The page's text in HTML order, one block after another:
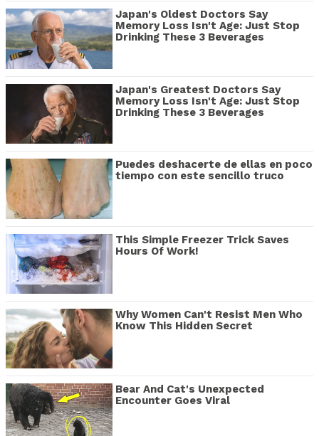
Japan's Oldest Doctors Say
Memory Loss Isn't Age: Just Stop
Drinking These 3 Beverages
Japan's Greatest Doctors Say
Memory Loss Isn't Age: Just Stop
Drinking These 3 Beverages
Puedes deshacerte de ellas en poco
tiempo con este sencillo truco
This Simple Freezer Trick Saves
Hours Of Work!
Why Women Can't Resist Men Who
Know This Hidden Secret
Bear And Cat's Unexpected
Encounter Goes Viral